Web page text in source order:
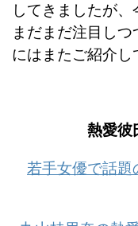
してきましたが
まだまだ注目し
にはまたご紹介し
熱愛彼
若手女優で話題